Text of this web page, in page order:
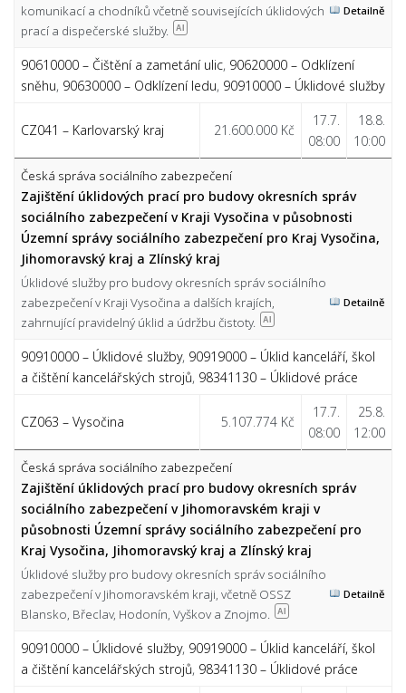
komunikací a chodníků včetně souvisejících úklidových
prací a dispečerské služby.
AI
Detailně
90610000 – Čištění a zametání ulic, 90620000 – Odklízení
sněhu, 90630000 – Odklízení ledu, 90910000 – Úklidové služby
CZ041 – Karlovarský kraj 21.600.000 Kč
17.7.
08:00
18.8.
10:00
Česká správa sociálního zabezpečení
Zajištění úklidových prací pro budovy okresních správ
sociálního zabezpečení v Kraji Vysočina v působnosti
Územní správy sociálního zabezpečení pro Kraj Vysočina,
Jihomoravský kraj a Zlínský kraj
Úklidové služby pro budovy okresních správ sociálního
zabezpečení v Kraji Vysočina a dalších krajích,
zahrnující pravidelný úklid a údržbu čistoty.
AI
Detailně
90910000 – Úklidové služby, 90919000 – Úklid kanceláří, škol
a čištění kancelářských strojů, 98341130 – Úklidové práce
CZ063 – Vysočina 5.107.774 Kč
17.7.
08:00
25.8.
12:00
Česká správa sociálního zabezpečení
Zajištění úklidových prací pro budovy okresních správ
sociálního zabezpečení v Jihomoravském kraji v
působnosti Územní správy sociálního zabezpečení pro
Kraj Vysočina, Jihomoravský kraj a Zlínský kraj
Úklidové služby pro budovy okresních správ sociálního
zabezpečení v Jihomoravském kraji, včetně OSSZ
Blansko, Břeclav, Hodonín, Vyškov a Znojmo.
AI
Detailně
90910000 – Úklidové služby, 90919000 – Úklid kanceláří, škol
a čištění kancelářských strojů, 98341130 – Úklidové práce